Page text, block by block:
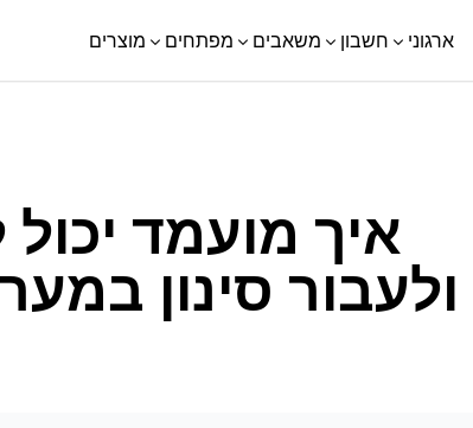
מוצרים מפתחים משאבים חשבון ארגוני
איך מועמד